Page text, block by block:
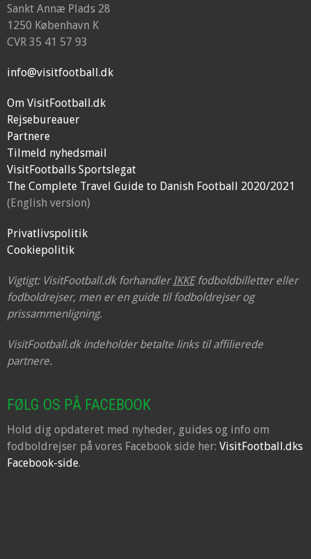
Sankt Annæ Plads 28
1250 København K
CVR 35 41 57 93
info@visitfootball.dk
Om VisitFootball.dk
Rejsebureauer
Partnere
Tilmeld nyhedsmail
VisitFootballs Sportslegat
The Complete Travel Guide to Danish Football 2020/2021
(English version)
Privatlivspolitik
Cookiepolitik
Vigtigt: VisitFootball.dk forhandlerIKKEfodboldbilletter eller
fodboldrejser, men er en guide til fodboldrejser og
prissammenligning.
VisitFootball.dk indeholder betalte links til affilierede
partnere.
FØLG OS PÅ FACEBOOK
Hold dig opdateret med nyheder, guides og info om
fodboldrejser på vores Facebook side her: VisitFootball.dks
Facebook-side.